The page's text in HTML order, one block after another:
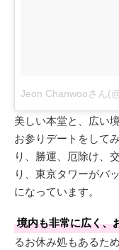
Jeon Chanwooさん
美しい本堂と、広い
お参りデートをして
り、勝運、厄除け、
り、東京タワーがバ
になっています。
境内も非常に広く、
るお休み処もあるた